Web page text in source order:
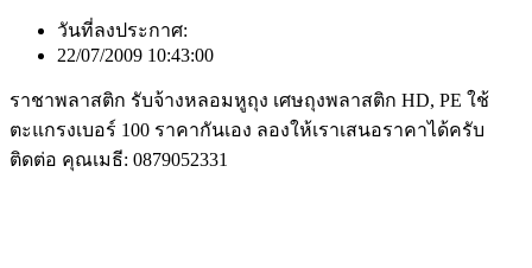
วันที่ลงประกาศ:
22/07/2009 10:43:00
ราชาพลาสติก รับจ้างหลอมหูถุง เศษถุงพลาสติก HD, PE ใช้
ตะแกรงเบอร์ 100 ราคากันเอง ลองให้เราเสนอราคาได้ครับ
ติดต่อ คุณเมธี: 0879052331